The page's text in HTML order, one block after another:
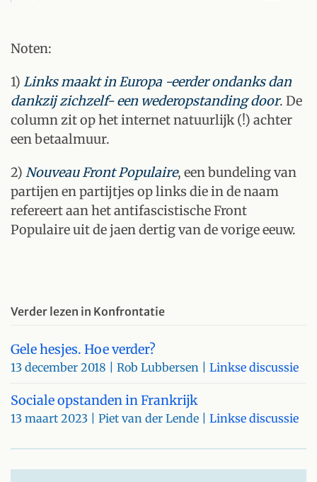
Noten:
1) Links maakt in Europa -eerder ondanks dan
dankzij zichzelf- een wederopstanding door. De
column zit op het internet natuurlijk (!) achter
een betaalmuur.
2) Nouveau Front Populaire, een bundeling van
partijen en partijtjes op links die in de naam
refereert aan het antifascistische Front
Populaire uit de jaen dertig van de vorige eeuw.
Verder lezen in Konfrontatie
Gele hesjes. Hoe verder?
13 december 2018 | Rob Lubbersen | Linkse discussie
Sociale opstanden in Frankrijk
13 maart 2023 | Piet van der Lende | Linkse discussie